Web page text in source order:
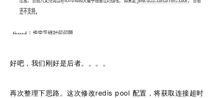
好吧，我们刚好是后者。。。。
再次整理下思路。这次修改redis pool 配置，将获取连接超时